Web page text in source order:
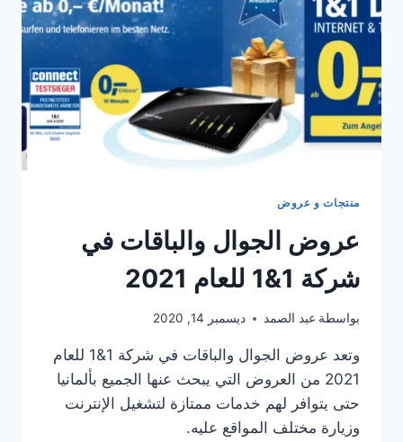
منتجات و عروض
عروض الجوال والباقات في
شركة 1&1 للعام 2021
بواسطة عبد الصمد ديسمبر 14, 2020
وتعد عروض الجوال والباقات في شركة 1&1 للعام
2021 من العروض التي يبحث عنها الجميع بألمانيا
حتى يتوافر لهم خدمات ممتازة لتشغيل الإنترنت
وزيارة مختلف المواقع عليه.